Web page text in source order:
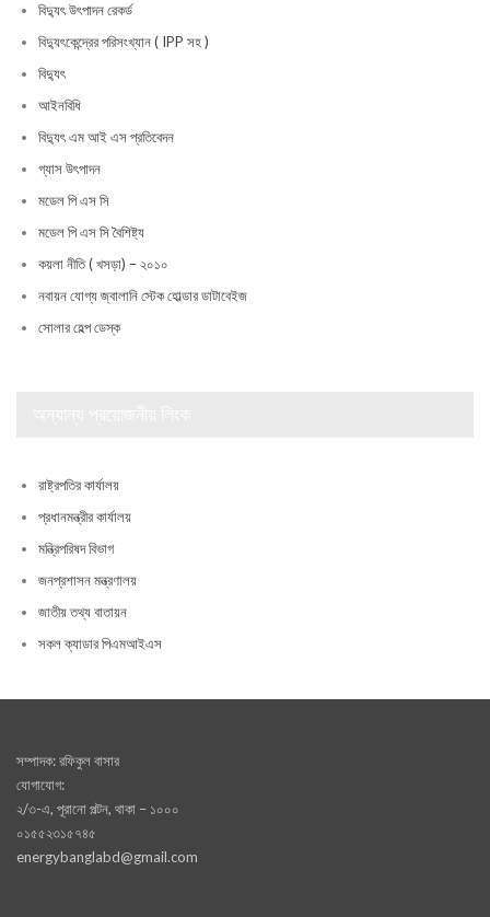
বিদ্যুৎ উৎপাদন রেকর্ড
বিদ্যুৎকেন্দ্রের পরিসংখ্যান ( IPP সহ )
বিদ্যুৎ
আইনবিধি
বিদ্যুৎ এম আই এস প্রতিবেদন
গ্যাস উৎপাদন
মডেল পি এস সি
মডেল পি এস সি বৈশিষ্ট্য
কয়লা নীতি ( খসড়া) – ২০১০
নবায়ন যোগ্য জ্বালানি স্টেক হোল্ডার ডাটাবেইজ
সোলার হেল্প ডেস্ক
রাষ্ট্রপতির কার্যালয়
প্রধানমন্ত্রীর কার্যালয়
মন্ত্রিপরিষদ বিভাগ
জনপ্রশাসন মন্ত্রণালয়
জাতীয় তথ্য বাতায়ন
সকল ক্যাডার পিএমআইএস
সম্পাদক: রফিকুল বাসার
যোগাযোগ:
২/৩-এ, পূরানো পল্টন, থাকা – ১০০০
০১৫৫২৩১৫৭৪৫
energybanglabd@gmail.com